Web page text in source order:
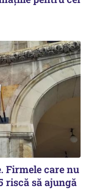
Firmele care nu
riscă să ajungă